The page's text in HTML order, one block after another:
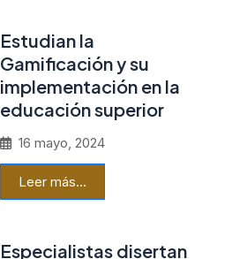
Estudian la
Gamificación y su
implementación en la
educación superior
16 mayo, 2024
Leer más…
Especialistas disertan